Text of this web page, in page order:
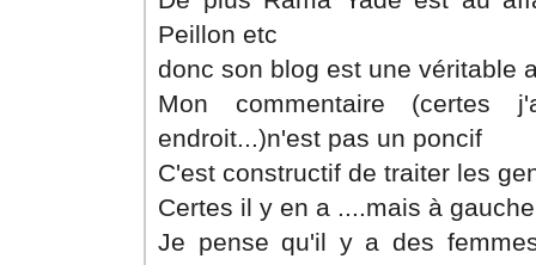
Peillon etc
donc son blog est une véritable
Mon commentaire (certes
endroit...)n'est pas un poncif
C'est constructif de traiter les
Certes il y en a ....mais à
Je pense qu'il y a des